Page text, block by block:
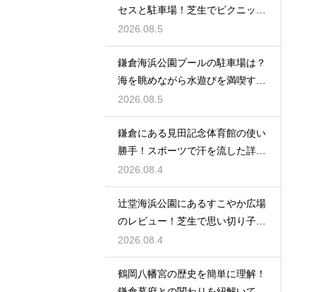
セスと駐車場！芝生でピクニック
を満喫する
2026.08.5
鎌倉海浜公園プールの駐車場は？
海を眺めながら水遊びを満喫する
レビュー
2026.08.5
鎌倉にある見田記念体育館の使い
勝手！スポーツで汗を流した詳細
レビュー
2026.08.4
辻堂海浜公園にあるすこやか広場
のレビュー！芝生で思い切り子供
と遊ぶ休日
2026.08.4
鶴岡八幡宮の歴史を簡単に理解！